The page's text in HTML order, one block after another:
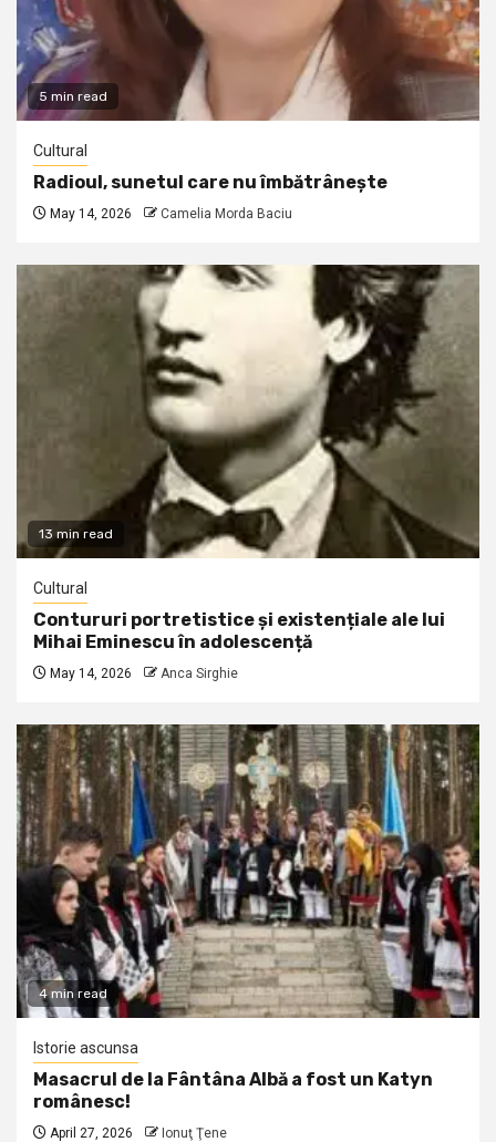
5 min read
Cultural
Radioul, sunetul care nu îmbătrânește
May 14, 2026 Camelia Morda Baciu
13 min read
Cultural
Contururi portretistice și existențiale ale lui
Mihai Eminescu în adolescență
May 14, 2026 Anca Sirghie
4 min read
Istorie ascunsa
Masacrul de la Fântâna Albă a fost un Katyn
românesc!
April 27, 2026 Ionuţ Ţene